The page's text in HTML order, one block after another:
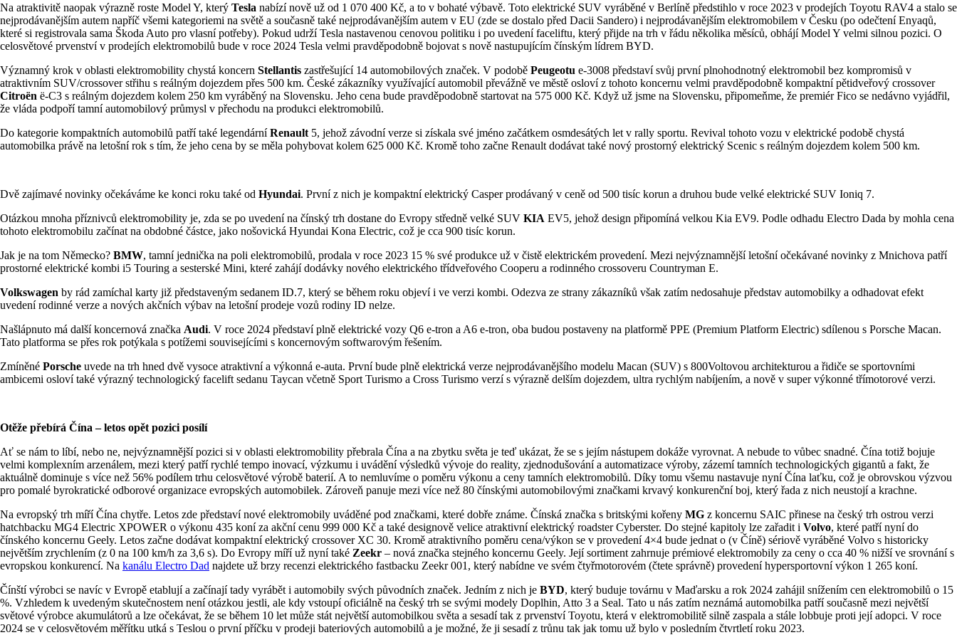
Na atraktivitě naopak výrazně roste Model Y, který Tesla nabízí nově už od 1 070 400 Kč, a to v bohaté výbavě. Toto elektrické SUV vyráběné v Berlíně předstihlo v roce 2023 v prodejích Toyotu RAV4 a stalo se
nejprodávanějším autem napříč všemi kategoriemi na světě a současně také nejprodávanějším autem v EU (zde se dostalo před Dacii Sandero) i nejprodávanějším elektromobilem v Česku (po odečtení Enyaqů,
které si registrovala sama Škoda Auto pro vlasní potřeby). Pokud udrží Tesla nastavenou cenovou politiku i po uvedení faceliftu, který přijde na trh v řádu několika měsíců, obhájí Model Y velmi silnou pozici. O
celosvětové prvenství v prodejích elektromobilů bude v roce 2024 Tesla velmi pravděpodobně bojovat s nově nastupujícím čínským lídrem BYD.
Významný krok v oblasti elektromobility chystá koncern Stellantis zastřešující 14 automobilových značek. V podobě Peugeotu e-3008 představí svůj první plnohodnotný elektromobil bez kompromisů v
atraktivním SUV/crossover střihu s reálným dojezdem přes 500 km. České zákazníky využívající automobil převážně ve městě osloví z tohoto koncernu velmi pravděpodobně kompaktní pětidveřový crossover
Citroën ë-C3 s reálným dojezdem kolem 250 km vyráběný na Slovensku. Jeho cena bude pravděpodobně startovat na 575 000 Kč. Když už jsme na Slovensku, připomeňme, že premiér Fico se nedávno vyjádřil,
že vláda podpoří tamní automobilový průmysl v přechodu na produkci elektromobilů.
Do kategorie kompaktních automobilů patří také legendárníRenault 5, jehož závodní verze si získala své jméno začátkem osmdesátých let v rally sportu. Revival tohoto vozu v elektrické podobě chystá
automobilka právě na letošní rok s tím, že jeho cena by se měla pohybovat kolem 625 000 Kč. Kromě toho začne Renault dodávat také nový prostorný elektrický Scenic s reálným dojezdem kolem 500 km.
Dvě zajímavé novinky očekáváme ke konci roku také od Hyundai. První z nich je kompaktní elektrický Casper prodávaný v ceně od 500 tisíc korun a druhou bude velké elektrické SUV Ioniq 7.
Otázkou mnoha příznivců elektromobility je, zda se po uvedení na čínský trh dostane do Evropy středně velké SUV KIA EV5, jehož design připomíná velkou Kia EV9. Podle odhadu Electro Dada by mohla cena
tohoto elektromobilu začínat na obdobné částce, jako nošovická Hyundai Kona Electric, což je cca 900 tisíc korun.
Jak je na tom Německo? BMW, tamní jednička na poli elektromobilů, prodala v roce 2023 15 % své produkce už v čistě elektrickém provedení. Mezi nejvýznamnější letošní očekávané novinky z Mnichova patří
prostorné elektrické kombi i5 Touring a sesterské Mini, které zahájí dodávky nového elektrického třídveřového Cooperu a rodinného crossoveru Countryman E.
Volkswagen by rád zamíchal karty již představeným sedanem ID.7, který se během roku objeví i ve verzi kombi. Odezva ze strany zákazníků však zatím nedosahuje představ automobilky a odhadovat efekt
uvedení rodinné verze a nových akčních výbav na letošní prodeje vozů rodiny ID nelze.
Našlápnuto má další koncernová značka Audi. V roce 2024 představí plně elektrické vozy Q6 e-tron a A6 e-tron, oba budou postaveny na platformě PPE (Premium Platform Electric) sdílenou s Porsche Macan.
Tato platforma se přes rok potýkala s potížemi souvisejícími s koncernovým softwarovým řešením.
Zmíněné Porsche uvede na trh hned dvě vysoce atraktivní a výkonná e-auta. První bude plně elektrická verze nejprodávanějšího modelu Macan (SUV) s 800Voltovou architekturou a řidiče se sportovními
ambicemi osloví také výrazný technologický facelift sedanu Taycan včetně Sport Turismo a Cross Turismo verzí s výrazně delším dojezdem, ultra rychlým nabíjením, a nově v super výkonné třímotorové verzi.
Otěže přebírá Čína – letos opět pozici posílí
Ať se nám to líbí, nebo ne, nejvýznamnější pozici si v oblasti elektromobility přebrala Čína a na zbytku světa je teď ukázat, že se s jejím nástupem dokáže vyrovnat. A nebude to vůbec snadné. Čína totiž bojuje
velmi komplexním arzenálem, mezi který patří rychlé tempo inovací, výzkumu i uvádění výsledků vývoje do reality, zjednodušování a automatizace výroby, zázemí tamních technologických gigantů a fakt, že
aktuálně dominuje s více než 56% podílem trhu celosvětové výrobě baterií. A to nemluvíme o poměru výkonu a ceny tamních elektromobilů. Díky tomu všemu nastavuje nyní Čína laťku, což je obrovskou výzvou
pro pomalé byrokratické odborové organizace evropských automobilek. Zároveň panuje mezi více než 80 čínskými automobilovými značkami krvavý konkurenční boj, který řada z nich neustojí a krachne.
Na evropský trh míří Čína chytře. Letos zde představí nové elektromobily uváděné pod značkami, které dobře známe. Čínská značka s britskými kořeny MG z koncernu SAIC přinese na český trh ostrou verzi
hatchbacku MG4 Electric XPOWER o výkonu 435 koní za akční cenu 999 000 Kč a také designově velice atraktivní elektrický roadster Cyberster. Do stejné kapitoly lze zařadit i Volvo, které patří nyní do
čínského koncernu Geely. Letos začne dodávat kompaktní elektrický crossover XC 30. Kromě atraktivního poměru cena/výkon se v provedení 4×4 bude jednat o (v Číně) sériově vyráběné Volvo s historicky
největším zrychlením (z 0 na 100 km/h za 3,6 s). Do Evropy míří už nyní také Zeekr – nová značka stejného koncernu Geely. Její sortiment zahrnuje prémiové elektromobily za ceny o cca 40 % nižší ve srovnání s
evropskou konkurencí. Na kanálu Electro Dad najdete už brzy recenzi elektrického fastbacku Zeekr 001, který nabídne ve svém čtyřmotorovém (čtete správně) provedení hypersportovní výkon 1 265 koní.
Čínští výrobci se navíc v Evropě etablují a začínají tady vyrábět i automobily svých původních značek. Jedním z nich je BYD, který buduje továrnu v Maďarsku a rok 2024 zahájil snížením cen elektromobilů o 15
%. Vzhledem k uvedeným skutečnostem není otázkou jestli, ale kdy vstoupí oficiálně na český trh se svými modely Doplhin, Atto 3 a Seal. Tato u nás zatím neznámá automobilka patří současně mezi největší
světové výrobce akumulátorů a lze očekávat, že se během 10 let může stát největší automobilkou světa a sesadí tak z prvenství Toyotu, která v elektromobilitě silně zaspala a stále lobbuje proti její adopci. V roce
2024 se v celosvětovém měřítku utká s Teslou o první příčku v prodeji bateriových automobilů a je možné, že ji sesadí z trůnu tak jak tomu už bylo v posledním čtvrtletí roku 2023.